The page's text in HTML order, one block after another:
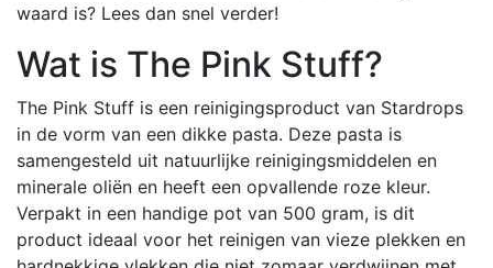
waard is? Lees dan snel verder!
Wat is The Pink Stuff?
The Pink Stuff is een reinigingsproduct van Stardrops
in de vorm van een dikke pasta. Deze pasta is
samengesteld uit natuurlijke reinigingsmiddelen en
minerale oliën en heeft een opvallende roze kleur.
Verpakt in een handige pot van 500 gram, is dit
product ideaal voor het reinigen van vieze plekken en